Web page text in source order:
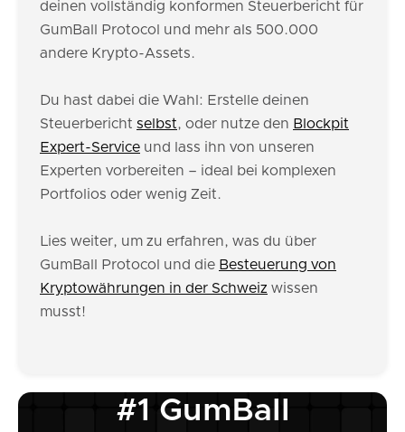
deinen vollständig konformen Steuerbericht für
GumBall Protocol und mehr als 500.000
andere Krypto-Assets.
Du hast dabei die Wahl: Erstelle deinen
Steuerbericht selbst, oder nutze den Blockpit
Expert-Service und lass ihn von unseren
Experten vorbereiten – ideal bei komplexen
Portfolios oder wenig Zeit.
Lies weiter, um zu erfahren, was du über
GumBall Protocol und die Besteuerung von
Kryptowährungen in der Schweiz wissen
musst!
#1 GumBall